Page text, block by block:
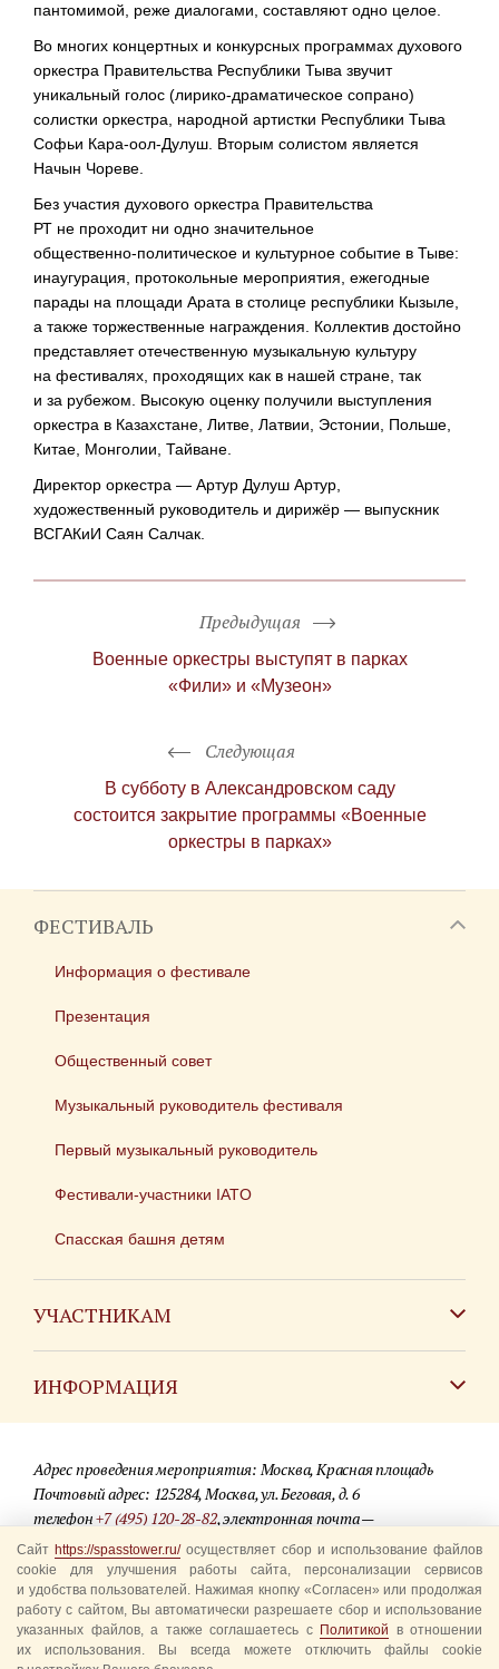
пантомимой, реже диалогами, составляют одно целое.
Во многих концертных и конкурсных программах духового
оркестра Правительства Республики Тыва звучит
уникальный голос (лирико-драматическое сопрано)
солистки оркестра, народной артистки Республики Тыва
Софьи Кара-оол-Дулуш . Вторым солистом является
Начын Чореве.
Без участия духового оркестра Правительства
РТ не проходит ни одно значительное
общественно-политическое и культурное событие в Тыве:
инаугурация, протокольные мероприятия, ежегодные
парады на площади Арата в столице республики Кызыле,
а также торжественные награждения. Коллектив достойно
представляет отечественную музыкальную культуру
на фестивалях, проходящих как в нашей стране, так
и за рубежом. Высокую оценку получили выступления
оркестра в Казахстане, Литве, Латвии, Эстонии, Польше,
Китае, Монголии, Тайване.
Директор оркестра — Артур Дулуш Артур,
художественный руководитель и дирижёр — выпускник
ВСГАКиИ Саян Салчак.
Следующая
В субботу в Александровском саду
состоится закрытие программы «Военные
оркестры в парках»
Предыдущая
Военные оркестры выступят в парках
«Фили» и «Музеон»
ФЕСТИВАЛЬ
Информация о фестивале
Презентация
Общественный совет
Музыкальный руководитель фестиваля
Первый музыкальный руководитель
Фестивали-участники IATO
Спасская башня детям
УЧАСТНИКАМ
ИНФОРМАЦИЯ
Для СМИ
Где купить билеты
Акции
Вопрос-ответ
Правила посещения
Адрес проведения мероприятия: Москва, Красная площадь
Почтовый адрес: 125284, Москва, ул. Беговая, д. 6
телефон+7 (495) 120-28-82, электронная почта —
info@spasstower.ru
© 2009-2025 Официальный сайт фестиваля «Спасская башня»
Разработка сайта —студия «Сибирикс»
Сайт https://spasstower.ru/осуществляет сбор и использование файлов
cookie для улучшения работы сайта, персонализации сервисов
и удобства пользователей. Нажимая кнопку «Согласен» или продолжая
работу с сайтом, Вы автоматически разрешаете сбор и использование
указанных файлов, а также соглашаетесь с Политикой в отношении
их использования. Вы всегда можете отключить файлы cookie